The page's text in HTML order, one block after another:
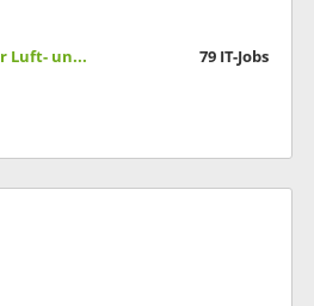
Deutsches Zentrum für Luft- und Raumfahrt 79 IT-Jobs